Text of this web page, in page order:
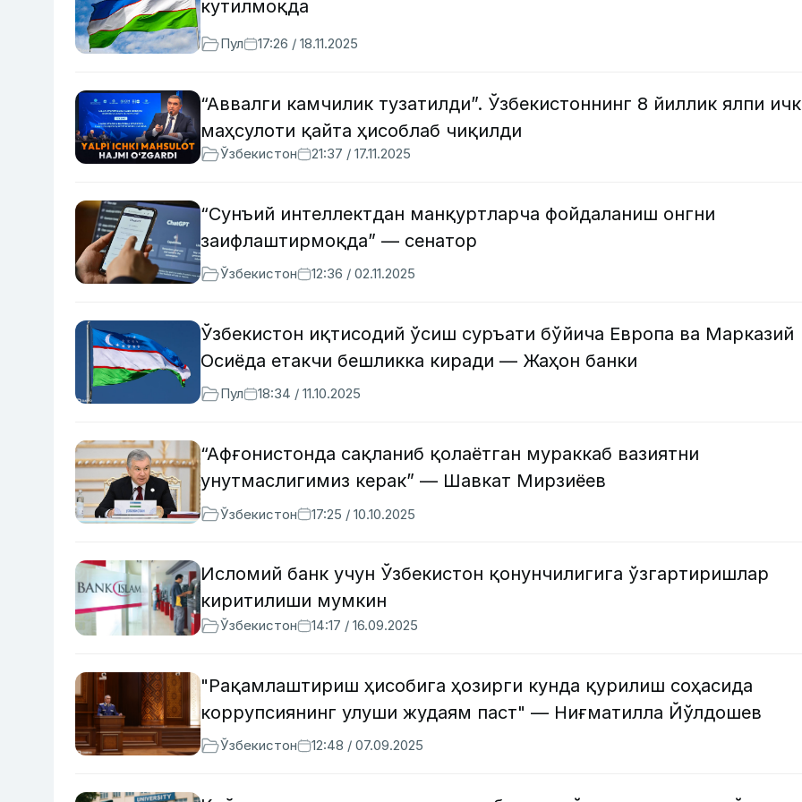
кутилмоқда
Пул 17:26 / 18.11.2025
“Аввалги камчилик тузатилди”. Ўзбекистоннинг 8 йиллик ялпи
маҳсулоти қайта ҳисоблаб чиқилди
Ўзбекистон 21:37 / 17.11.2025
“Сунъий интеллектдан манқуртларча фойдаланиш онгни
заифлаштирмоқда” — сенатор
Ўзбекистон 12:36 / 02.11.2025
Ўзбекистон иқтисодий ўсиш суръати бўйича Европа ва Марказий
Осиёда етакчи бешликка киради — Жаҳон банки
Пул 18:34 / 11.10.2025
“Афғонистонда сақланиб қолаётган мураккаб вазиятни
унутмаслигимиз керак” — Шавкат Мирзиёев
Ўзбекистон 17:25 / 10.10.2025
Исломий банк учун Ўзбекистон қонунчилигига ўзгартиришлар
киритилиши мумкин
Ўзбекистон 14:17 / 16.09.2025
"Рақамлаштириш ҳисобига ҳозирги кунда қурилиш соҳасида
коррупсиянинг улуши жудаям паст" — Ниғматилла Йўлдошев
Ўзбекистон 12:48 / 07.09.2025